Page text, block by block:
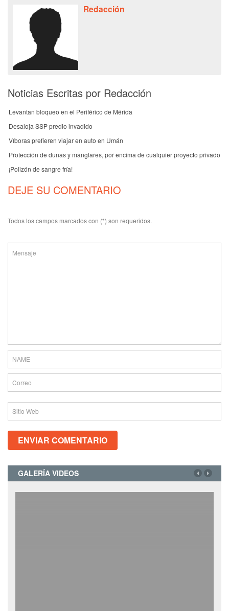
Redacción
Noticias Escritas por Redacción
Levantan bloqueo en el Periférico de Mérida
Desaloja SSP predio invadido
Víboras prefieren viajar en auto en Umán
Protección de dunas y manglares, por encima de cualquier proyecto privado
¡Polizón de sangre fría!
DEJE SU COMENTARIO
Todos los campos marcados con (*) son requeridos.
GALERÍA VIDEOS